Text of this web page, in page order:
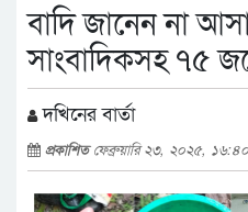
বাদি জানেন না
সাংবাদিকসহ ৭৫
দখিনের বার্তা
প্রকাশিতফেব্রুয়ারি ২৩, ২০২৫,